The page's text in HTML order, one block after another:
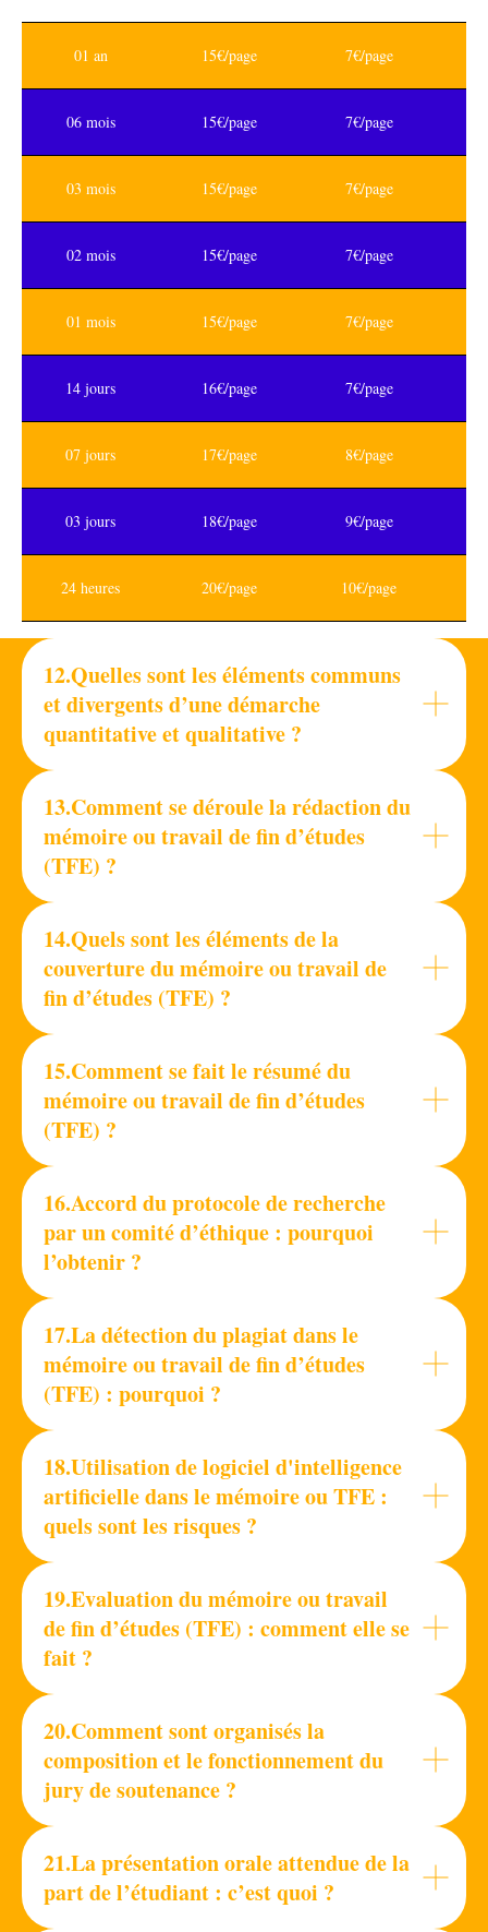
01 an 15€/page 7€/page
06 mois 15€/page 7€/page
03 mois 15€/page 7€/page
02 mois 15€/page 7€/page
01 mois 15€/page 7€/page
14 jours 16€/page 7€/page
07 jours 17€/page 8€/page
03 jours 18€/page 9€/page
24 heures 20€/page 10€/page
12.Quelles sont les éléments communs
et divergents d’une démarche
quantitative et qualitative ?
13.Comment se déroule la rédaction du
mémoire ou travail de fin d’études
(TFE) ?
14.Quels sont les éléments de la
couverture du mémoire ou travail de
fin d’études (TFE) ?
15.Comment se fait le résumé du
mémoire ou travail de fin d’études
(TFE) ?
16.Accord du protocole de recherche
par un comité d’éthique : pourquoi
l’obtenir ?
17.La détection du plagiat dans le
mémoire ou travail de fin d’études
(TFE) : pourquoi ?
18.Utilisation de logiciel d'intelligence
artificielle dans le mémoire ou TFE :
quels sont les risques ?
19.Evaluation du mémoire ou travail
de fin d’études (TFE) : comment elle se
fait ?
20.Comment sont organisés la
composition et le fonctionnement du
jury de soutenance ?
21.La présentation orale attendue de la
part de l’étudiant : c’est quoi ?